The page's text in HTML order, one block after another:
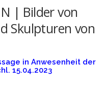
| Bilder von
Skulpturen von
in Anwesenheit der
15.04.2023